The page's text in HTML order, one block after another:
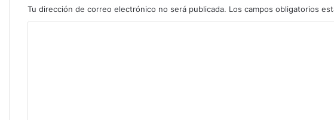
Tu dirección de correo electrónico no será publicada. Los campos obligatorios